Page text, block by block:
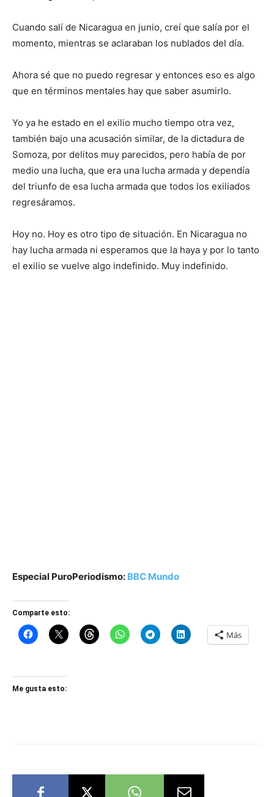
Cuando salí de Nicaragua en junio, creí que salía por el
momento, mientras se aclaraban los nublados del día.
Ahora sé que no puedo regresar y entonces eso es algo
que en términos mentales hay que saber asumirlo.
Yo ya he estado en el exilio mucho tiempo otra vez,
también bajo una acusación similar, de la dictadura de
Somoza, por delitos muy parecidos, pero había de por
medio una lucha, que era una lucha armada y dependía
del triunfo de esa lucha armada que todos los exiliados
regresáramos.
Hoy no. Hoy es otro tipo de situación. En Nicaragua no
hay lucha armada ni esperamos que la haya y por lo tanto
el exilio se vuelve algo indefinido. Muy indefinido.
Especial PuroPeriodismo: BBC Mundo
Comparte esto:
Más
Me gusta esto: